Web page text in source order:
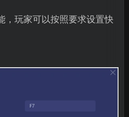
，玩家可以按照要求设置快